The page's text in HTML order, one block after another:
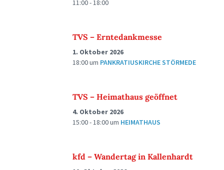
11:00 - 18:00
TVS – Erntedankmesse
1. Oktober 2026
18:00um PANKRATIUSKIRCHE STÖRMEDE
TVS – Heimathaus geöffnet
4. Oktober 2026
15:00 - 18:00um HEIMATHAUS
kfd – Wandertag in Kallenhardt